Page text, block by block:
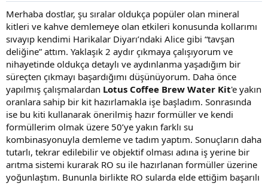
a
t
a
n
r
i
h
i
Merhaba dostlar, şu sıralar oldukça popüler olan mineral
kitleri ve kahve demlemeye olan etkileri konusunda kollarımı
sıvayıp kendimi Harikalar Diyarı’ndaki Alice gibi “tavşan
deliğine” attım. Yaklaşık 2 aydır çıkmaya çalışıyorum ve
nihayetinde oldukça detaylı ve aydınlanma yaşadığım bir
süreçten çıkmayı başardığımı düşünüyorum. Daha önce
yapılmış çalışmalardan Lotus Coffee Brew Water Kit'e yakın
oranlara sahip bir kit hazırlamakla işe başladım. Sonrasında
ise bu kiti kullanarak önerilmiş hazır formüller ve kendi
formüllerim olmak üzere 50’ye yakın farklı su
kombinasyonuyla demleme ve tadım yaptım. Sonuçların daha
tutarlı, tekrar edilebilir ve objektif olması adına iş yerine bir
arıtma sistemi kurarak RO su ile hazırlanan formüller üzerine
yoğunlaştım. Bununla birlikte RO sularda elde ettiğim başarılı